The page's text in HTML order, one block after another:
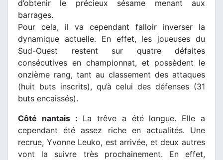
d’obtenir le précieux sésame menant aux
barrages.
Pour cela, il va cependant falloir inverser la
dynamique actuelle. En effet, les joueuses du
Sud-Ouest restent sur quatre défaites
consécutives en championnat, et possèdent le
onzième rang, tant au classement des attaques
(huit buts inscrits), qu’à celui des défenses (31
buts encaissés).
Côté nantais : La trêve a été longue. Elle a
cependant été assez riche en actualités. Une
recrue, Yvonne Leuko, est arrivée, et deux autres
vont la suivre très prochainement. En effet,